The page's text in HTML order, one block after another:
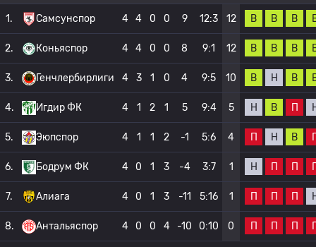
1. Самсунспор 4 4 0 0 9 12:3 12 В В В
2. Коньяспор 4 4 0 0 8 9:1 12 В В В
3. Генчлербирлиги 4 3 1 0 4 9:5 10 В Н В
4. Игдир ФК 4 1 2 1 5 9:4 5 Н В П
5. Эюпспор 4 1 1 2 -1 5:6 4 П Н В
6. Бодрум ФК 4 0 1 3 -4 3:7 1 Н П П
7. Алиага 4 0 1 3 -11 5:16 1 П П П
8. Антальяспор 4 0 0 4 -10 0:10 0 П П П